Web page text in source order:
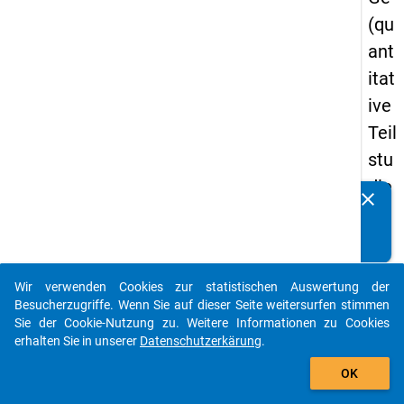
(qu
ant
itat
ive
Teil
stu
die
eit
e
We
Details
clear
auto_stories
add_shopping_cart
Wir verwenden Cookies zur statistischen Auswertung der
Besucherzugriffe. Wenn Sie auf dieser Seite weitersurfen stimmen
Sie der Cookie-Nutzung zu. Weitere Informationen zu Cookies
erhalten Sie in unserer Datenschutzerkärung.
OK